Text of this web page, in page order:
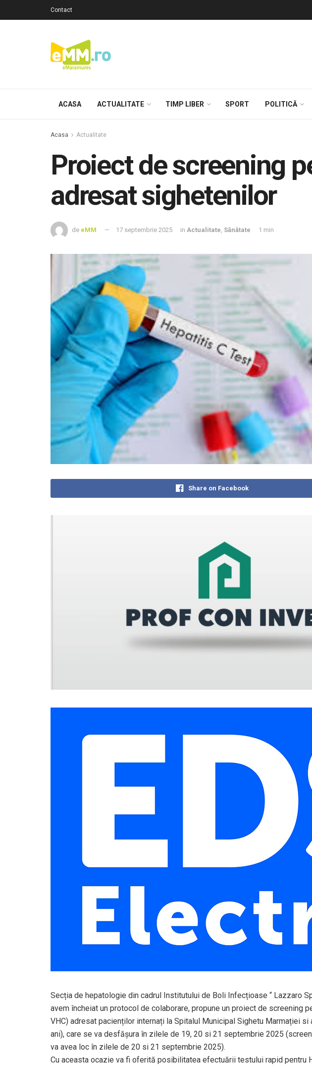
Contact
ACASA ACTUALITATE TIMP LIBER SPORT POLITICĂ
Acasa Actualitate
Proiect de screening
adresat sighetenilor
de eMM 17 septembrie 2025 in Actualitate, Sănătate 1 min
Share on Facebook
Secția de hepatologie din cadrul Institutului de Boli Infecțioase “ Lazzaro
avem încheiat un protocol de colaborare, propune un proiect de screening
VHC) adresat pacienților internați la Spitalul Municipal Sighetu Marmației si
ani), care se va desfășura în zilele de 19, 20 si 21 septembrie 2025
va avea loc în zilele de 20 si 21 septembrie 2025).
Cu aceasta ocazie va fi oferită posibilitatea efectuării testului rapid pentru